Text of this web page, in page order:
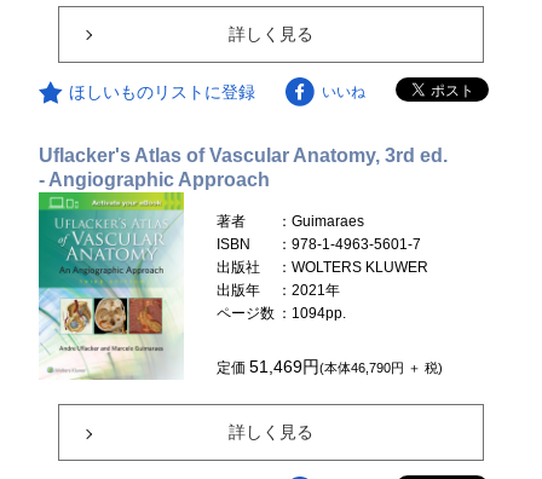
詳しく見る
ほしいものリストに登録 いいね
Uflacker's Atlas of Vascular Anatomy, 3rd ed.
- Angiographic Approach
著者
：Guimaraes
ISBN
：978-1-4963-5601-7
出版社
：WOLTERS KLUWER
出版年
：2021年
ページ数 ：1094pp.
定価51,469円(本体46,790円 ＋ 税)
詳しく見る